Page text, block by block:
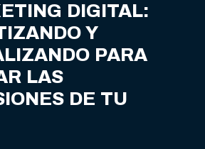
DIGITAL:
Y
PARA
LAS
DE TU